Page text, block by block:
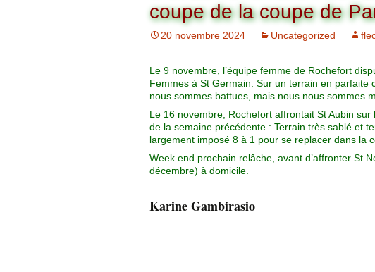
Charte
des équipes
Organigramme
Commission Loisirs
Commission Sportive
Ryder Cup
Trophée Triple
Brut Dames Novembre
Avril
Mai
Juin
coupe de la coupe de
20 novembre 2024 Uncategorized
Le 9 novembre, l’équipe femme de Rochefort
Femmes à St Germain. Sur un terrain en
nous sommes battues, mais nous nous sommes
Le 16 novembre, Rochefort affrontait St Aubin
de la semaine précédente : Terrain très sablé et
largement imposé 8 à 1 pour se replacer dans la
Week end prochain relâche, avant d’affronter St
décembre) à domicile.
Karine Gambirasio